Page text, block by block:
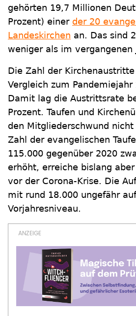
gehörten 19,7 Millionen
Prozent) einer der 20
Landeskirchen an. Das sind
weniger als im vergangenen
Die Zahl der
Vergleich zum
Damit lag die Austrittsrate
Prozent. Taufen und
den Mitgliederschwund
Zahl der evangelischen
115.000 gegenüber 2020
erhöht, erreiche bislang
vor der Corona-Krise. Die
mit rund 18.000 ungefähr
Vorjahresniveau.